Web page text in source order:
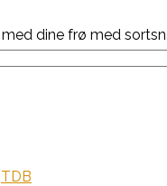
dine frø med
TDB